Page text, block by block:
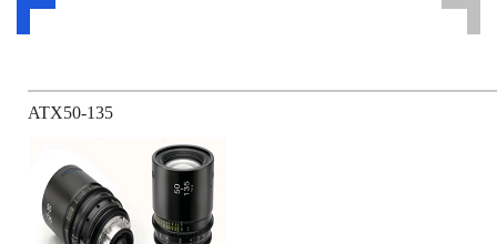
ATX50-135